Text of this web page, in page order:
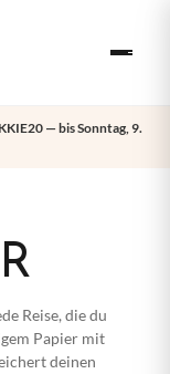
— bis Sonntag, 9.
Reise, die du
Papier mit
deinen